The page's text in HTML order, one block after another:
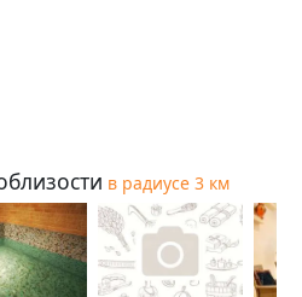
в радиусе 3 км